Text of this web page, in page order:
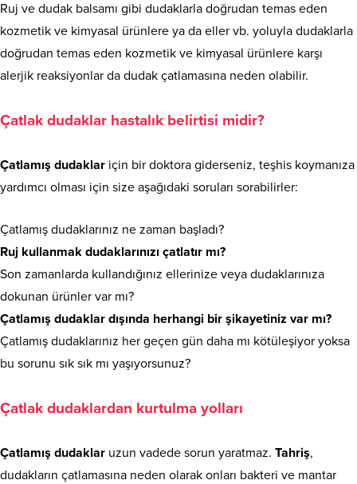
Ruj ve dudak balsamı gibi dudaklarla doğrudan temas eden
kozmetik ve kimyasal ürünlere ya da eller vb. yoluyla dudaklarla
doğrudan temas eden kozmetik ve kimyasal ürünlere karşı
alerjik reaksiyonlar da dudak çatlamasına neden olabilir.
Çatlak dudaklar hastalık belirtisi midir?
Çatlamış dudaklar için bir doktora giderseniz, teşhis koymanıza
yardımcı olması için size aşağıdaki soruları sorabilirler:
Çatlamış dudaklarınız ne zaman başladı?
Ruj kullanmak dudaklarınızı çatlatır mı?
Son zamanlarda kullandığınız ellerinize veya dudaklarınıza
dokunan ürünler var mı?
Çatlamış dudaklar dışında herhangi bir şikayetiniz var mı?
Çatlamış dudaklarınız her geçen gün daha mı kötüleşiyor yoksa
bu sorunu sık sık mı yaşıyorsunuz?
Çatlak dudaklardan kurtulma yolları
Çatlamış dudaklar uzun vadede sorun yaratmaz. Tahriş,
dudakların çatlamasına neden olarak onları bakteri ve mantar